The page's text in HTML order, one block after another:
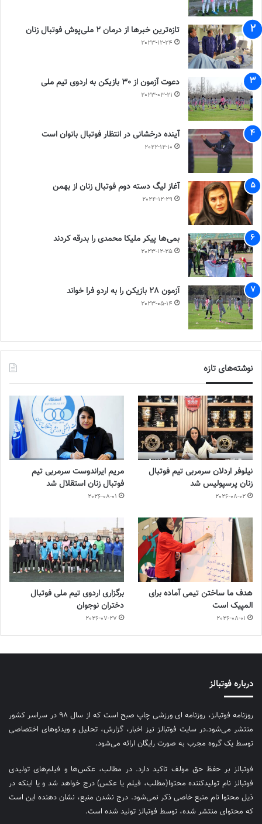
تازه‌ترین خبرها از درمان ۲ ملی‌پوش فوتبال زنان
2023-12-24
دعوت آزمون از 30 بازیکن به اردوی تیم ملی
2023-03-21
آینده درخشانی در انتظار فوتبال بانوان است
2022-12-10
آغاز لیگ دسته دوم فوتبال زنان از بهمن
2024-12-29
بمی‌ها پیکر ملیکا محمدی را بدرقه کردند
2023-12-25
آزمون 28 بازیکن را به اردو فرا خواند
2023-05-14
نوشته‌های تازه
نیلوفر اردلان سرمربی تیم فوتبال
زنان پرسپولیس شد
2026-08-02
مریم ایراندوست سرمربی تیم
فوتبال زنان استقلال شد
2026-08-01
هدف ما ساختن تیمی آماده برای
المپیک است
2026-08-01
برگزاری اردوی تیم ملی فوتبال
دختران نوجوان
2026-07-27
درباره فوتبالز
روزنامه فوتبالز، روزنامه ای ورزشی چاپ صبح است که از سال ۹۸ در سراسر کشور
منتشر می‌شود.در سایت فوتبالز نیز اخبار، گزارش، تحلیل و ویدئوهای اختصاصی
توسط یک گروه مجرب به صورت رایگان ارائه می‌شود.
فوتبالز بر حفظ حق مولف تاکید دارد. در مطالب، عکس‌ها و فیلم‌های تولیدی
فوتبالز نام تولیدکننده محتوا(مطلب، فیلم یا عکس) درج خواهد شد و یا اینکه در
ذیل محتوا نام منبع خاصی ذکر نمی‌‎شود. درج نشدن منبع، نشان دهنده این است
که محتوای منتشر شده، توسط فوتبالز تولید شده است.